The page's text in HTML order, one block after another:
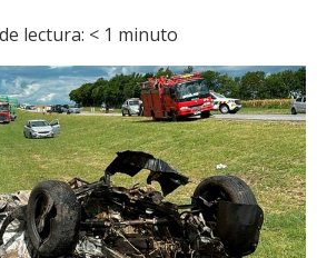
lectura: < 1 minuto